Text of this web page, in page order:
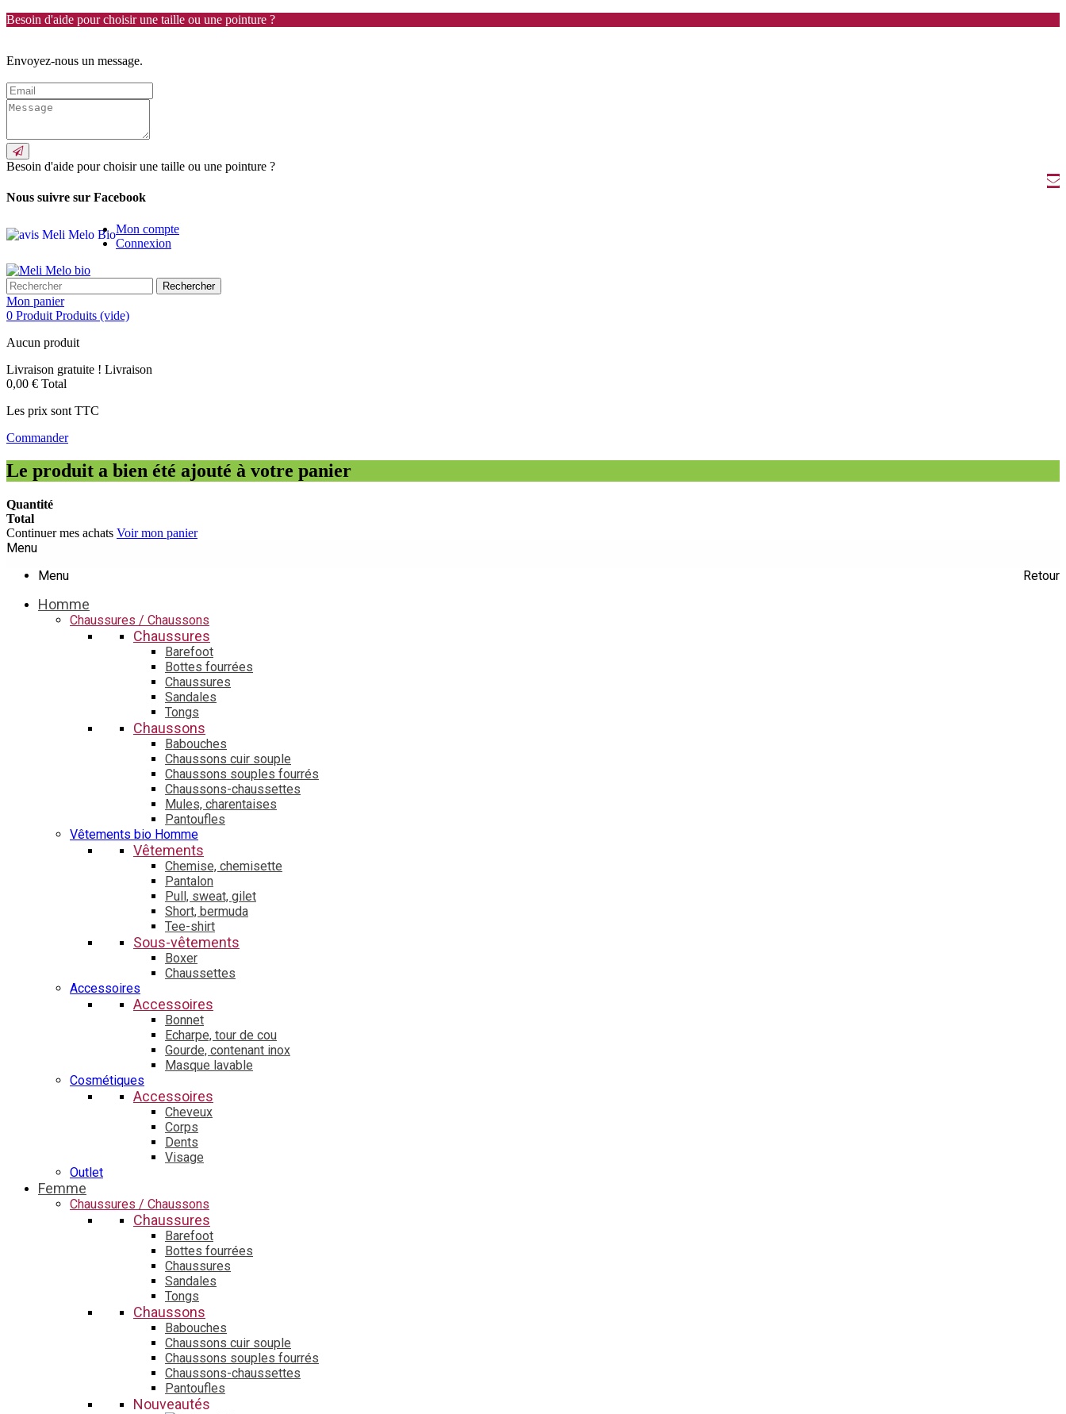
Besoin d'aide pour choisir une taille ou une pointure ?
Envoyez-nous un message.
Besoin d'aide pour choisir une taille ou une pointure ?
Nous suivre sur Facebook
Mon compte
Connexion
Rechercher
Mon panier
0 Produit Produits (vide)
Aucun produit
Livraison gratuite ! Livraison
0,00 € Total
Les prix sont TTC
Commander
Le produit a bien été ajouté à votre panier
Quantité
Total
Continuer mes achats Voir mon panier
Menu
Menu
Retour
Homme
Chaussures / Chaussons
Chaussures
Barefoot
Bottes fourrées
Chaussures
Sandales
Tongs
Chaussons
Babouches
Chaussons cuir souple
Chaussons souples fourrés
Chaussons-chaussettes
Mules, charentaises
Pantoufles
Vêtements bio Homme
Vêtements
Chemise, chemisette
Pantalon
Pull, sweat, gilet
Short, bermuda
Tee-shirt
Sous-vêtements
Boxer
Chaussettes
Accessoires
Accessoires
Bonnet
Echarpe, tour de cou
Gourde, contenant inox
Masque lavable
Cosmétiques
Accessoires
Cheveux
Corps
Dents
Visage
Outlet
Femme
Chaussures / Chaussons
Chaussures
Barefoot
Bottes fourrées
Chaussures
Sandales
Tongs
Chaussons
Babouches
Chaussons cuir souple
Chaussons souples fourrés
Chaussons-chaussettes
Pantoufles
Nouveautés